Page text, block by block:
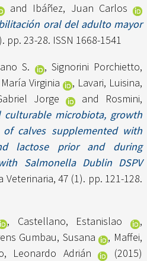
and Ibáñez, Juan Carlos
oral del adulto mayor
pp. 23-28. ISSN 1668-1541
S. , Signorini Porchietto,
Virginia , Lavari, Luisina,
Jorge and Rosmini,
culturable microbiota, growth
calves supplemented with
lactose prior and during
Salmonella Dublin DSPV
Veterinaria, 47 (1). pp. 121-128.
, Castellano, Estanislao
,
Gumbau, Susana , Maffei,
Leonardo Adrián
(2015)